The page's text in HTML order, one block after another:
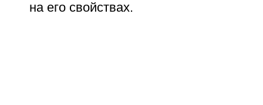
на его свойствах.